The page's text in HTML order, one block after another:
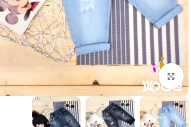
بزرگنمایی تصویر